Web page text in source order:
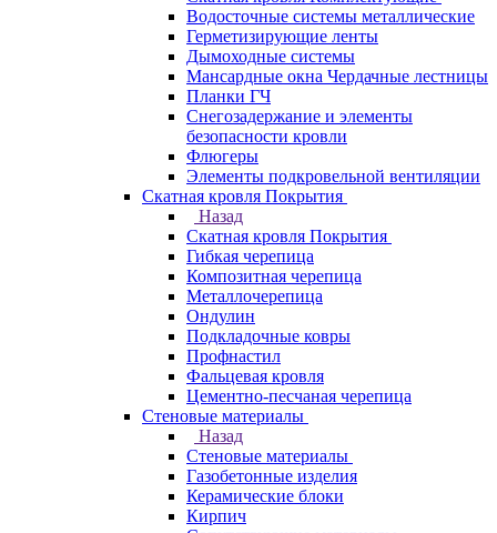
Водосточные системы металлические
Герметизирующие ленты
Дымоходные системы
Мансардные окна Чердачные лестницы
Планки ГЧ
Снегозадержание и элементы
безопасности кровли
Флюгеры
Элементы подкровельной вентиляции
Скатная кровля Покрытия
Назад
Скатная кровля Покрытия
Гибкая черепица
Композитная черепица
Металлочерепица
Ондулин
Подкладочные ковры
Профнастил
Фальцевая кровля
Цементно-песчаная черепица
Стеновые материалы
Назад
Стеновые материалы
Газобетонные изделия
Керамические блоки
Кирпич